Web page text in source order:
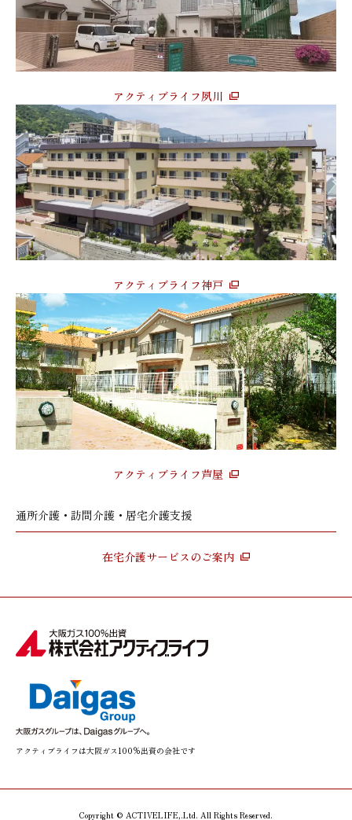
アクティブライフ夙川
アクティブライフ神戸
アクティブライフ芦屋
通所介護・訪問介護・居宅介護支援
在宅介護サービスのご案内
アクティブライフは大阪ガス100%出資の会社です
Copyright © ACTIVELIFE,.Ltd. All Rights Reserved.